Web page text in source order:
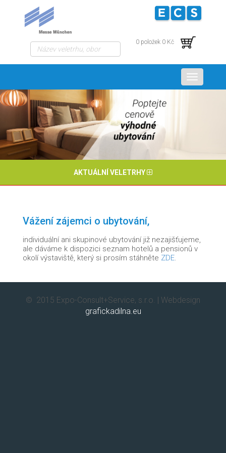
0 položek 0 Kč
Menu
AKTUÁLNÍ VELETRHY
Vážení zájemci o ubytování,
individuální ani skupinové ubytování již nezajišťujeme,
ale dáváme k dispozici seznam hotelů a pensionů v
okolí výstaviště, který si prosím stáhněte ZDE.
© 2015 Expo-Consult+Service, s.r.o. | Webdesign
grafickadilna.eu